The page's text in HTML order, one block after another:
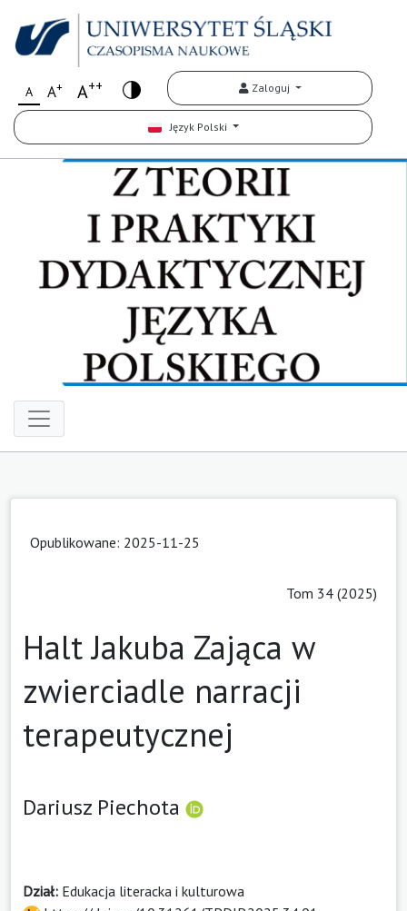
A A+ A++ Zaloguj
Język Polski
Opublikowane: 2025-11-25
Tom 34 (2025)
Halt Jakuba Zająca w
zwierciadle narracji
terapeutycznej
Dariusz Piechota
Dział: Edukacja literacka i kulturowa